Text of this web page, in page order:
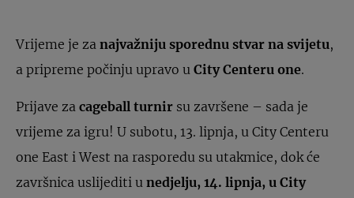
Vrijeme je za najvažniju sporednu stvar na svijetu,
a pripreme počinju upravo u City Centeru one.
Prijave za cageball turnir su završene – sada je
vrijeme za igru! U subotu, 13. lipnja, u City Centeru
one East i West na rasporedu su utakmice, dok će
završnica uslijediti u nedjelju, 14. lipnja, u City